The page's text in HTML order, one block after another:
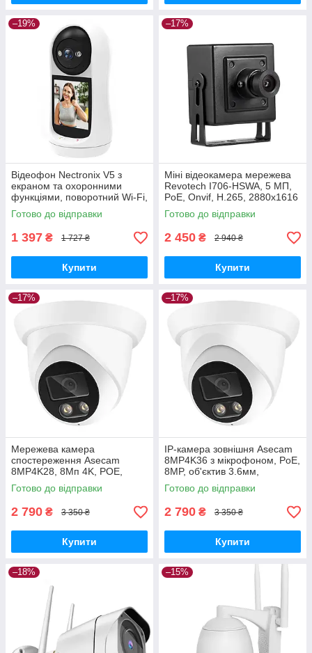
–19%
Відеофон Nectronix V5 з
екраном та охоронними
функціями, поворотний Wi-Fi,
ICSee app GoodPlace -worry-
free-shopping-
Готово до відправки
1 397 ₴ 1 727 ₴
Купити
–17%
Міні відеокамера мережева
Revotech I706-HSWA, 5 МП,
PoE, Onvif, H.265, 2880х1616
GoodPlace -worry-free-
shopping-
Готово до відправки
2 450 ₴ 2 940 ₴
Купити
–17%
Мережева камера
спостереження Asecam
8MP4K28, 8Мп 4K, POE,
всепогодна, з мікрофоном
GoodPlace -worry-free-
Готово до відправки
2 790 ₴ 3 350 ₴
Купити
–17%
IP-камера зовнішня Asecam
8MP4K36 з мікрофоном, PoE,
8MP, об'єктив 3.6мм,
вологозахист GoodPlace -
worry-free-shopping-
Готово до відправки
2 790 ₴ 3 350 ₴
Купити
–18% –15%